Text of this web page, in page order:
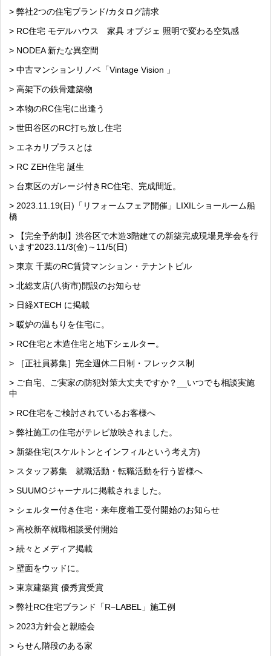
> 弊社2つの住宅ブランド/カタログ請求
> RC住宅 モデルハウス 家具 オブジェ 照明で変わる空気感
> NODEA 新たな異空間
> 中古マンションリノベ「Vintage Vision 」
> 高架下の鉄骨建築物
> 本物のRC住宅に出逢う
> 世田谷区のRC打ち放し住宅
> エネカリプラスとは
> RC ZEH住宅 誕生
> 台東区のガレージ付きRC住宅、完成間近。
> 2023.11.19(日)「リフォームフェア開催」LIXILショールーム船
橋
> 【完全予約制】渋谷区で木造3階建ての新築完成現場見学会を行
います2023.11/3(金)～11/5(日)
> 東京 千葉のRC賃貸マンション・テナントビル
> 北総支店(八街市)開設のお知らせ
> 日経XTECH に掲載
> 暖炉の温もりを住宅に。
> RC住宅と木造住宅と地下シェルター。
> ［正社員募集］完全週休二日制・フレックス制
> ご自宅、ご実家の防犯対策大丈夫ですか？__いつでも相談実施
中
> RC住宅をご検討されているお客様へ
> 弊社施工の住宅がテレビ放映されました。
> 新築住宅(スケルトンとインフィルという考え方)
> スタッフ募集 就職活動・転職活動を行う皆様へ
> SUUMOジャーナルに掲載されました。
> シェルター付き住宅・来年度着工受付開始のお知らせ
> 高校新卒就職相談受付開始
> 続々とメディア掲載
> 壁面をウッドに。
> 東京建築賞 優秀賞受賞
> 弊社RC住宅ブランド「R−LABEL」施工例
> 2023方針会と親睦会
> らせん階段のある家